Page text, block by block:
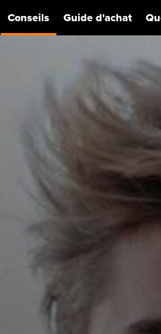
Conseils Guide d'achat